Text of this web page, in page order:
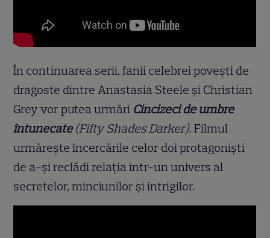
În continuarea serii, fanii celebrei povești de
dragoste dintre Anastasia Steele și Christian
Grey vor putea urmări Cincizeci de umbre
întunecate(Fifty Shades Darker). Filmul
urmărește încercările celor doi protagoniști
de a-și reclădi relația într-un univers al
secretelor, minciunilor și intrigilor.